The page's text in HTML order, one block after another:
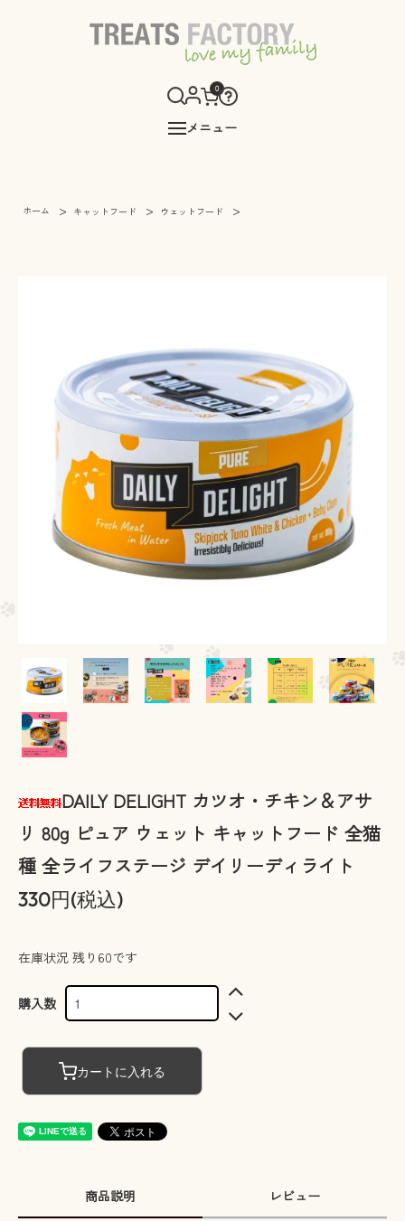
0
メニュー
ホーム > キャットフード > ウェットフード >
DAILY DELIGHT カツオ・チキン＆アサ
リ 80g ピュア ウェット キャットフード 全猫
種 全ライフステージ デイリーディライト
330円(税込)
在庫状況 残り60です
購入数
カートに入れる
商品説明 レビュー